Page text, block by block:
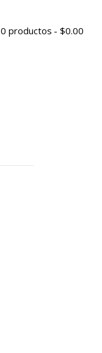
0 productos $0.00